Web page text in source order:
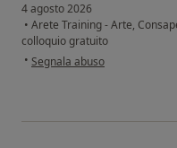
4 agosto 2026
• Arete Training - Arte,
colloquio gratuito
• secondo l'opinione dell'utente
Segnala abuso